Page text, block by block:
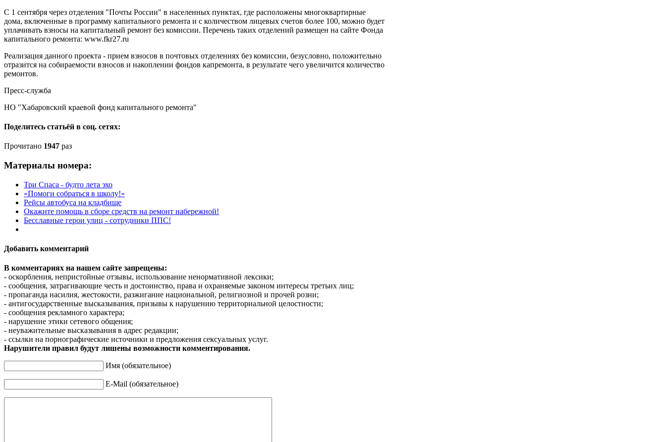
С 1 сентября через отделения "Почты России" в населенных пунктах, где расположены многоквартирные
дома, включенные в программу капитального ремонта и с количеством лицевых счетов более 100, можно будет
уплачивать взносы на капитальный ремонт без комиссии. Перечень таких отделений размещен на сайте Фонда
капитального ремонта: www.fkr27.ru
Реализация данного проекта - прием взносов в почтовых отделениях без комиссии, безусловно, положительно
отразится на собираемости взносов и накоплении фондов капремонта, в результате чего увеличится количество
ремонтов.
Пресс-служба
НО "Хабаровский краевой фонд капитального ремонта"
Поделитесь статьёй в соц. сетях:
Прочитано 1947 раз
Материалы номера:
Три Спаса - будто лета эхо
«Помоги собраться в школу!»
Рейсы автобуса на кладбище
Окажите помощь в сборе средств на ремонт набережной!
Бесславные герои улиц - сотрудники ППС!
Добавить комментарий
В комментариях на нашем сайте запрещены:
- оскорбления, непристойные отзывы, использование ненормативной лексики;
- сообщения, затрагивающие честь и достоинство, права и охраняемые законом интересы третьих лиц;
- пропаганда насилия, жестокости, разжигание национальной, религиозной и прочей розни;
- антигосударственные высказывания, призывы к нарушению территориальной целостности;
- сообщения рекламного характера;
- нарушение этики сетевого общения;
- неуважительные высказывания в адрес редакции;
- ссылки на порнографические источники и предложения сексуальных услуг.
Нарушители правил будут лишены возможности комментирования.
Имя (обязательное)
E-Mail (обязательное)